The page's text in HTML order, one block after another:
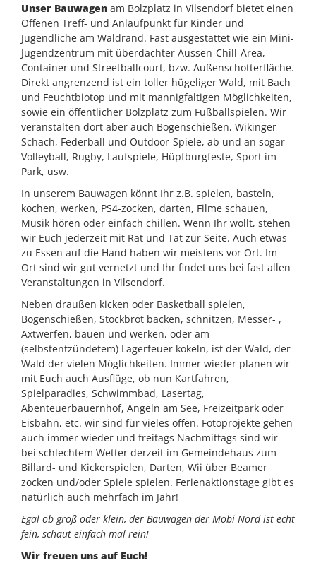
Unser Bauwagen am Bolzplatz in Vilsendorf bietet einen
Offenen Treff- und Anlaufpunkt für Kinder und
Jugendliche am Waldrand. Fast ausgestattet wie ein Mini-
Jugendzentrum mit überdachter Aussen-Chill-Area,
Container und Streetballcourt, bzw. Außenschotterfläche.
Direkt angrenzend ist ein toller hügeliger Wald, mit Bach
und Feuchtbiotop und mit mannigfaltigen Möglichkeiten,
sowie ein öffentlicher Bolzplatz zum Fußballspielen. Wir
veranstalten dort aber auch Bogenschießen, Wikinger
Schach, Federball und Outdoor-Spiele, ab und an sogar
Volleyball, Rugby, Laufspiele, Hüpfburgfeste, Sport im
Park, usw.
In unserem Bauwagen könnt Ihr z.B. spielen, basteln,
kochen, werken, PS4-zocken, darten, Filme schauen,
Musik hören oder einfach chillen. Wenn Ihr wollt, stehen
wir Euch jederzeit mit Rat und Tat zur Seite. Auch etwas
zu Essen auf die Hand haben wir meistens vor Ort. Im
Ort sind wir gut vernetzt und Ihr findet uns bei fast allen
Veranstaltungen in Vilsendorf.
Neben draußen kicken oder Basketball spielen,
Bogenschießen, Stockbrot backen, schnitzen, Messer- ,
Axtwerfen, bauen und werken, oder am
(selbstentzündetem) Lagerfeuer kokeln, ist der Wald, der
Wald der vielen Möglichkeiten. Immer wieder planen wir
mit Euch auch Ausflüge, ob nun Kartfahren,
Spielparadies, Schwimmbad, Lasertag,
Abenteuerbauernhof, Angeln am See, Freizeitpark oder
Eisbahn, etc. wir sind für vieles offen. Fotoprojekte gehen
auch immer wieder und freitags Nachmittags sind wir
bei schlechtem Wetter derzeit im Gemeindehaus zum
Billard- und Kickerspielen, Darten, Wii über Beamer
zocken und/oder Spiele spielen. Ferienaktionstage gibt es
natürlich auch mehrfach im Jahr!
Egal ob groß oder klein, der Bauwagen der Mobi Nord ist echt
fein, schaut einfach mal rein!
Wir freuen uns auf Euch!